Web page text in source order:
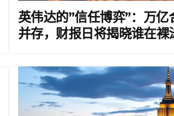
英伟达的”信任博弈”：万
并存，财报日将揭晓谁在裸